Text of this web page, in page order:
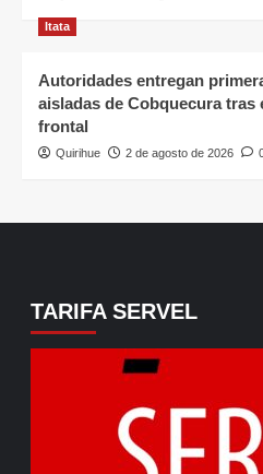
Itata
Autoridades entregan
aisladas de Cobquecura tras
frontal
Quirihue 2 de agosto de 2026
TARIFA SERVEL